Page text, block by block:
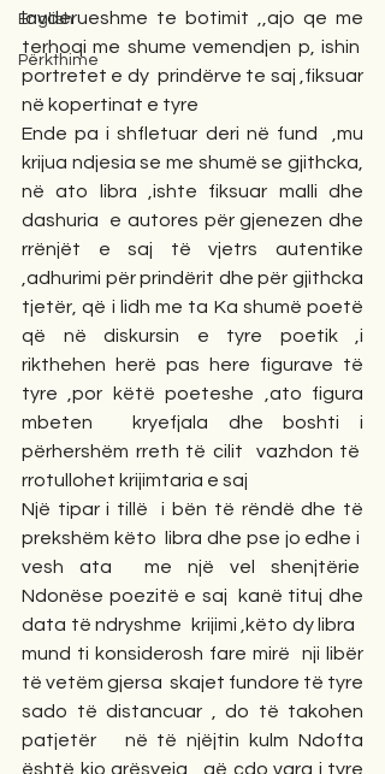
English
Përkthime
lavderueshme te botimit ,,ajo qe me
terhoqi me shume vemendjen p, ishin
portretet e dy  prindërve te saj ,fiksuar
në kopertinat e tyre
Ende pa i shfletuar deri në fund  ,mu
krijua ndjesia se me shumë se gjithcka,
në ato libra ,ishte fiksuar malli dhe
dashuria  e autores për gjenezen dhe
rrënjët e saj të vjetrs autentike
,adhurimi për prindërit dhe për gjithcka
tjetër, që i lidh me ta Ka shumë poetë
që në diskursin e tyre poetik ,i
rikthehen herë pas here figurave të
tyre ,por këtë poeteshe ,ato figura
mbeten  kryefjala dhe boshti i
përhershëm rreth të cilit  vazhdon të
rrotullohet krijimtaria e saj
Një tipar i tillë  i bën të rëndë dhe të
prekshëm këto  libra dhe pse jo edhe i
vesh ata  me një vel shenjtërie
Ndonëse poezitë e saj  kanë tituj dhe
data të ndryshme  krijimi ,këto dy libra
mund ti konsiderosh fare mirë  nji libër
të vetëm gjersa  skajet fundore të tyre
sado të distancuar , do të takohen
patjetër   në të njëjtin kulm Ndofta
është kjo arësyeja , që çdo varg i tyre